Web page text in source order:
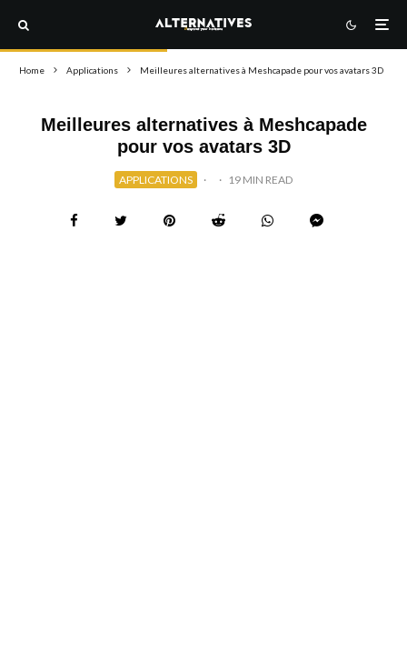
Home Applications Meilleures alternatives à Meshcapade pour vos avatars 3D
Meilleures alternatives à Meshcapade
pour vos avatars 3D
APPLICATIONS · · 19 MIN READ